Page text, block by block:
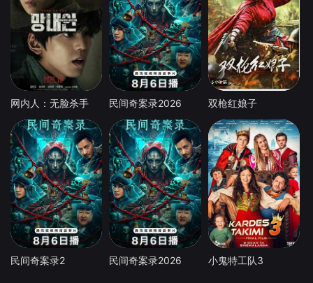
网内人：无脸杀手 民间奇案录2026 双枪红娘子
民间奇案录2 民间奇案录2026 小鬼特工队3